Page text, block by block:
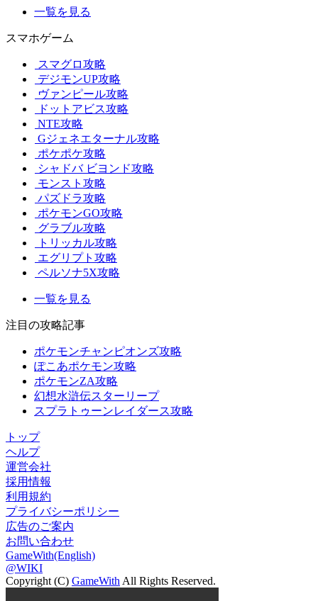
一覧を見る
スマホゲーム
スマグロ攻略
デジモンUP攻略
ヴァンピール攻略
ドットアビス攻略
NTE攻略
Gジェネエターナル攻略
ポケポケ攻略
シャドバ ビヨンド攻略
モンスト攻略
パズドラ攻略
ポケモンGO攻略
グラブル攻略
トリッカル攻略
エグリプト攻略
ペルソナ5X攻略
一覧を見る
注目の攻略記事
ポケモンチャンピオンズ攻略
ぽこあポケモン攻略
ポケモンZA攻略
幻想水滸伝スターリープ
スプラトゥーンレイダース攻略
トップ
ヘルプ
運営会社
採用情報
利用規約
プライバシーポリシー
広告のご案内
お問い合わせ
GameWith(English)
@WIKI
Copyright (C) GameWith All Rights Reserved.